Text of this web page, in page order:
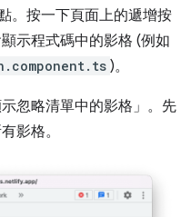
。按一下頁面上的遞增按
示程式碼中的影格 (例如
)。
忽略清單中的影格」 。先
影格。